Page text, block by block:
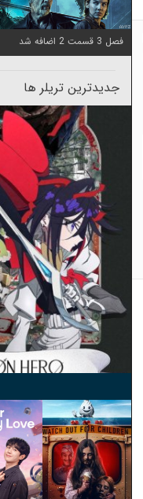
فصل 3 قسمت 2 اضافه شد
جدیدترین تریلر ها